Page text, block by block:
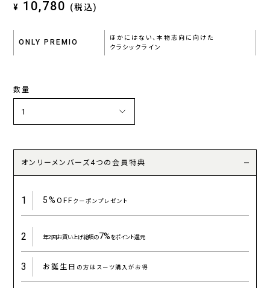
¥ 10,780 (税込)
ONLY PREMIO
ほかにはない、本物志向に向けた
クラシックライン
数量
オンリーメンバーズ4つの会員特典
1 5%OFFクーポンプレゼント
2 年2回お買い上げ総額の7%をポイント還元
3 お誕生日 の方はスーツ購入がお得